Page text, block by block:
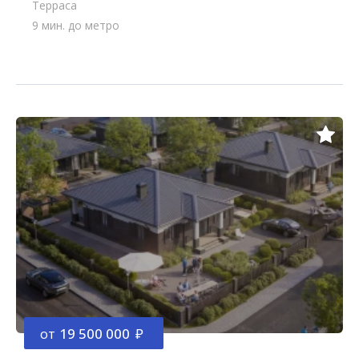
Терраса
9 мин. до метро
от 19 500 000